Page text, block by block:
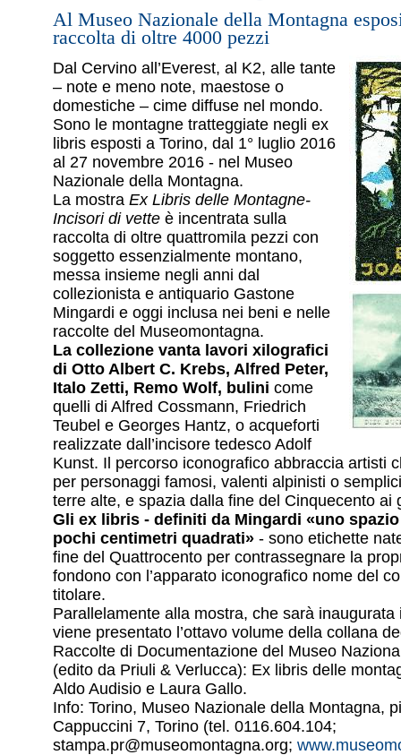
Al Museo Nazionale della Montagna
raccolta di oltre 4000 pezzi
Dal Cervino all’Everest, al K2, alle tante
– note e meno note, maestose o
domestiche – cime diffuse nel mondo.
Sono le montagne tratteggiate negli ex
libris esposti a Torino, dal 1° luglio 2016
al 27 novembre 2016 - nel Museo
Nazionale della Montagna.
La mostra Ex Libris delle Montagne-
Incisori di vette è incentrata sulla
raccolta di oltre quattromila pezzi con
soggetto essenzialmente montano,
messa insieme negli anni dal
collezionista e antiquario Gastone
Mingardi e oggi inclusa nei beni e nelle
raccolte del Museomontagna.
La collezione vanta lavori xilografici
di Otto Albert C. Krebs, Alfred Peter,
Italo Zetti, Remo Wolf, bulini come
quelli di Alfred Cossmann, Friedrich
Teubel e Georges Hantz, o acqueforti
realizzate dall’incisore tedesco Adolf
Kunst. Il percorso iconografico abbraccia artisti
per personaggi famosi, valenti alpinisti o
terre alte, e spazia dalla fine del Cinquecento ai
Gli ex libris - definiti da Mingardi «uno
pochi centimetri quadrati» - sono etichette
fine del Quattrocento per contrassegnare la
fondono con l’apparato iconografico nome del
titolare.
Parallelamente alla mostra, che sarà inaugurata
viene presentato l’ottavo volume della collana
Raccolte di Documentazione del Museo
(edito da Priuli & Verlucca): Ex libris delle
Aldo Audisio e Laura Gallo.
Info: Torino, Museo Nazionale della Montagna,
Cappuccini 7, Torino (tel. 0116.604.104;
stampa.pr@museomontagna.org;